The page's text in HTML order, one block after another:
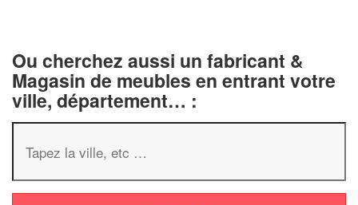
Ou cherchez aussi un fabricant &
Magasin de meubles en entrant votre
ville, département… :